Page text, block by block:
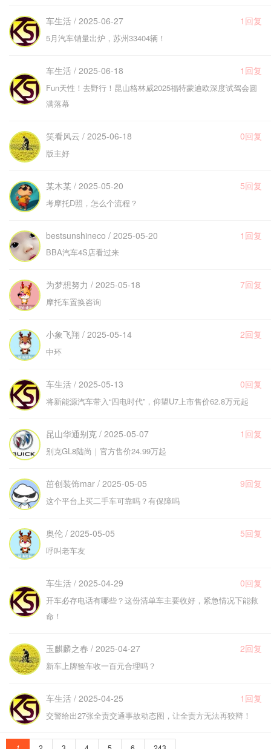
车生活 / 2025-06-27 1回复
5月汽车销量出炉，苏州33404辆！
车生活 / 2025-06-18 1回复
Fun天性！去野行！昆山格林威2025福特蒙迪欧深度试驾会圆
满落幕
笑看风云 / 2025-06-18 0回复
版主好
某木某 / 2025-05-20 5回复
考摩托D照，怎么个流程？
bestsunshineco / 2025-05-20 1回复
BBA汽车4S店看过来
为梦想努力 / 2025-05-18 7回复
摩托车置换咨询
小象飞翔 / 2025-05-14 2回复
中环
车生活 / 2025-05-13 0回复
将新能源汽车带入“四电时代”，仰望U7上市售价62.8万元起
昆山华通别克 / 2025-05-07 1回复
别克GL8陆尚｜官方售价24.99万起
茁创装饰mar / 2025-05-05 9回复
这个平台上买二手车可靠吗？有保障吗
奥伦 / 2025-05-05 5回复
呼叫老车友
车生活 / 2025-04-29 0回复
开车必存电话有哪些？这份清单车主要收好，紧急情况下能救
命！
玉麒麟之春 / 2025-04-27 2回复
新车上牌验车收一百元合理吗？
车生活 / 2025-04-25 1回复
交警给出27张全责交通事故动态图，让全责方无法再狡辩！